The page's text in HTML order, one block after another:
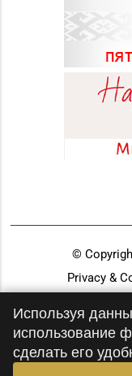
©
Privacy &
Используя
использование
сделать его